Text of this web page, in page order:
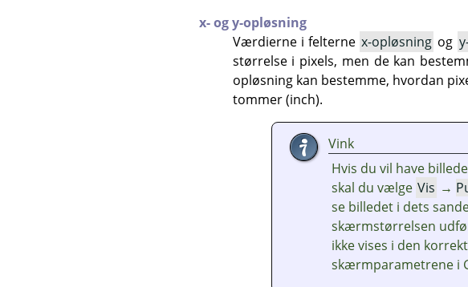
x- og y-opløsning
Værdierne i felterne x-opløsning og
størrelse i pixels, men de kan
opløsning kan bestemme, hvordan
tommer (inch).
Vink
Hvis du vil have
skal du vælge Vis →
se billedet i dets
skærmstørrelsen
ikke vises i den
skærmparametrene i